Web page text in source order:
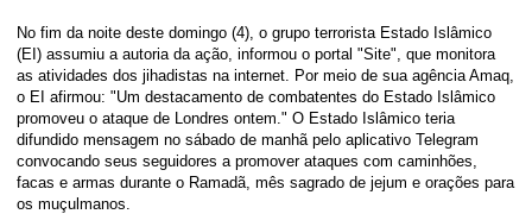
No fim da noite deste domingo (4), o grupo terrorista Estado Islâmico
(EI) assumiu a autoria da ação, informou o portal "Site", que monitora
as atividades dos jihadistas na internet. Por meio de sua agência Amaq,
o EI afirmou: "Um destacamento de combatentes do Estado Islâmico
promoveu o ataque de Londres ontem." O Estado Islâmico teria
difundido mensagem no sábado de manhã pelo aplicativo Telegram
convocando seus seguidores a promover ataques com caminhões,
facas e armas durante o Ramadã, mês sagrado de jejum e orações para
os muçulmanos.